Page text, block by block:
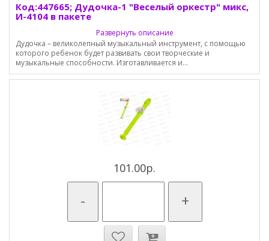
Код:447665; Дудочка-1 "Веселый оркестр" микс,
И-4104 в пакете
Развернуть описание
Дудочка – великолепный музыкальный инструмент, с помощью
которого ребенок будет развивать свои творческие и
музыкальные способности. Изготавливается и...
101.00р.
- +